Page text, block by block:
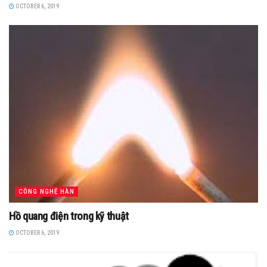
OCTOBER 6, 2019
CÔNG NGHỆ HÀN
Hồ quang điện trong kỹ thuật
OCTOBER 6, 2019